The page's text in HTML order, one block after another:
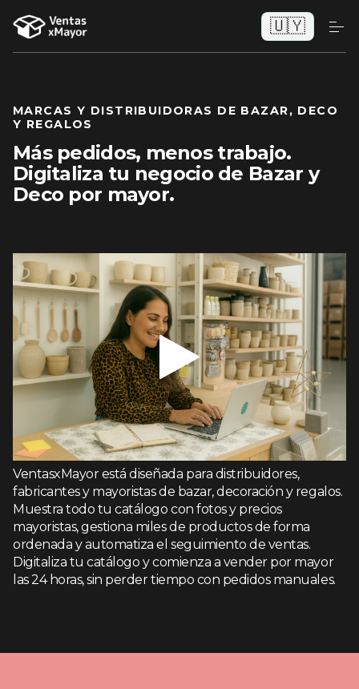
🇺🇾
MARCAS Y DISTRIBUIDORAS DE BAZAR, DECO
Y REGALOS
Más pedidos, menos trabajo.
Digitaliza tu negocio de Bazar y
Deco por mayor.
VentasxMayor está diseñada para distribuidores,
fabricantes y mayoristas de bazar, decoración y regalos.
Muestra todo tu catálogo con fotos y precios
mayoristas, gestiona miles de productos de forma
ordenada y automatiza el seguimiento de ventas.
Digitaliza tu catálogo y comienza a vender por mayor
las 24 horas, sin perder tiempo con pedidos manuales.